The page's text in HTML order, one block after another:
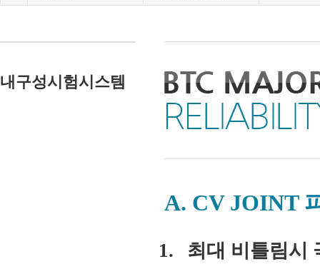
내구성시험시스템
A. CV JOINT
최대 비틀림시